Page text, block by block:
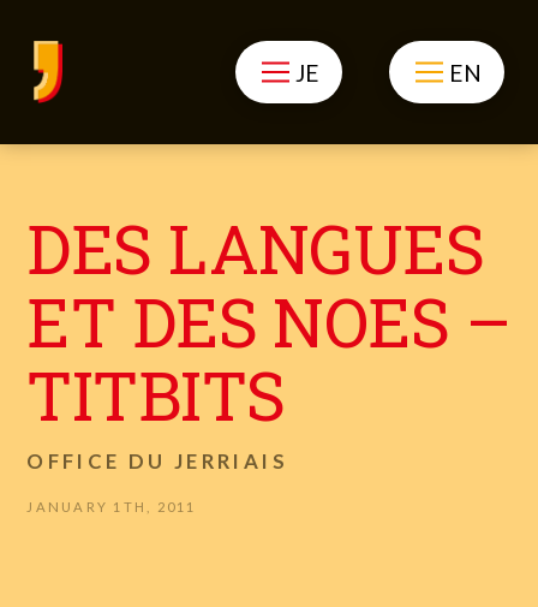
JE EN
DES LANGUES
ET DES NOES –
TITBITS
OFFICE DU JERRIAIS
JANUARY 1TH, 2011